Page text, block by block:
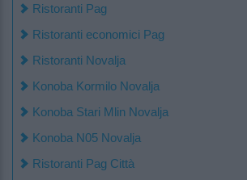
Ristoranti Pag
Ristoranti economici Pag
Ristoranti Novalja
Konoba Kormilo Novalja
Konoba Stari Mlin Novalja
Konoba N05 Novalja
Ristoranti Pag Città